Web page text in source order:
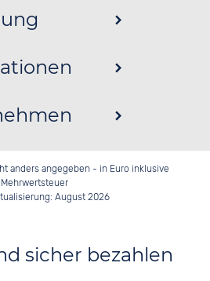
anders angegeben - in Euro inklusive
Mehrwertsteuer
August 2026
sicher bezahlen